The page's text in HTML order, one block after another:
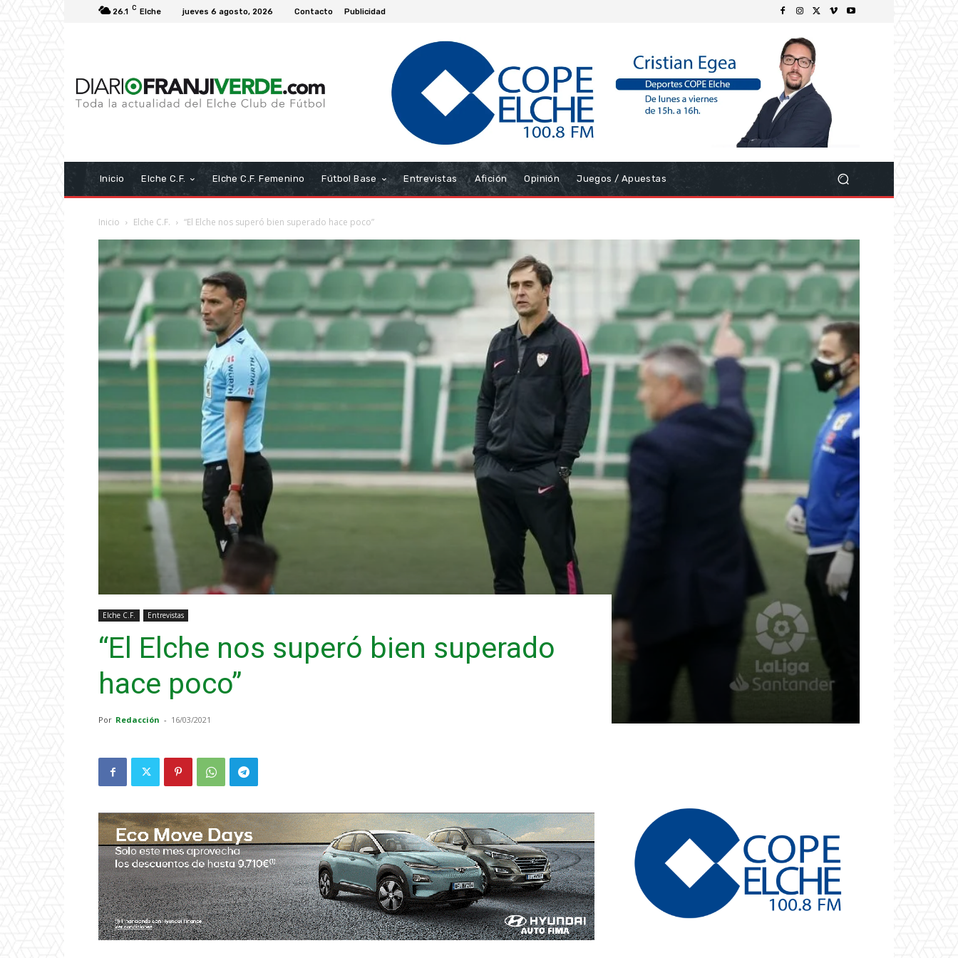
26.1 C Elche jueves 6 agosto, 2026 Contacto Publicidad
Inicio Elche C.F. Elche C.F. Femenino Fútbol Base Entrevistas Afición Opinión Juegos / Apuestas
Inicio Elche C.F. “El Elche nos superó bien superado hace poco”
Elche C.F. Entrevistas
“El Elche nos superó bien superado
hace poco”
Por Redacción - 16/03/2021